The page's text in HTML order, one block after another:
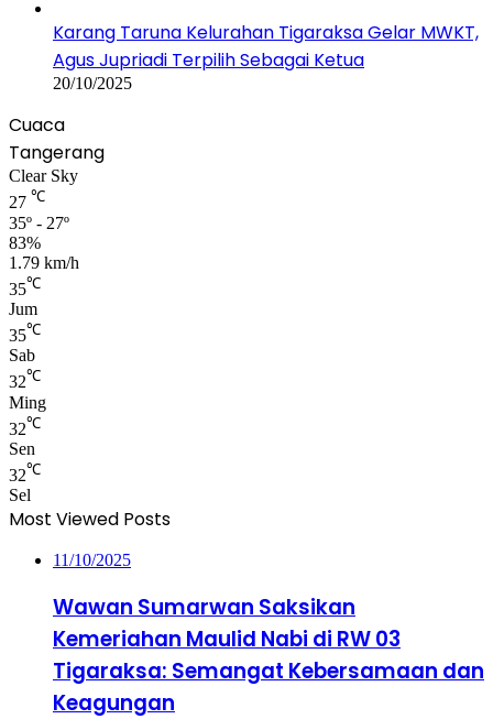
Karang Taruna Kelurahan Tigaraksa Gelar MWKT,
Agus Jupriadi Terpilih Sebagai Ketua
20/10/2025
Cuaca
Tangerang
Clear Sky
27 ℃
35º - 27º
83%
1.79 km/h
35℃
Jum
35℃
Sab
32℃
Ming
32℃
Sen
32℃
Sel
Most Viewed Posts
11/10/2025
Wawan Sumarwan Saksikan
Kemeriahan Maulid Nabi di RW 03
Tigaraksa: Semangat Kebersamaan dan
Keagungan